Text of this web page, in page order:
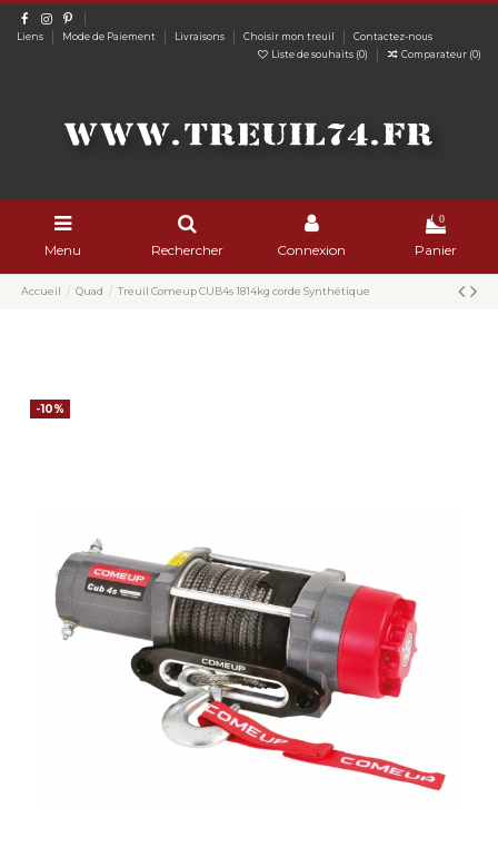
Liens Mode de Paiement Livraisons Choisir mon treuil
Contactez-nous
Liste de souhaits (0) Comparateur (0)
Menu Rechercher Connexion
0
Panier
Accueil Quad Treuil Comeup CUB4s 1814kg corde Synthétique
-10%